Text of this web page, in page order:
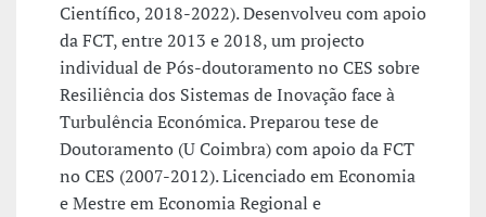
Científico, 2018-2022). Desenvolveu com apoio
da FCT, entre 2013 e 2018, um projecto
individual de Pós-doutoramento no CES sobre
Resiliência dos Sistemas de Inovação face à
Turbulência Económica. Preparou tese de
Doutoramento (U Coimbra) com apoio da FCT
no CES (2007-2012). Licenciado em Economia
e Mestre em Economia Regional e